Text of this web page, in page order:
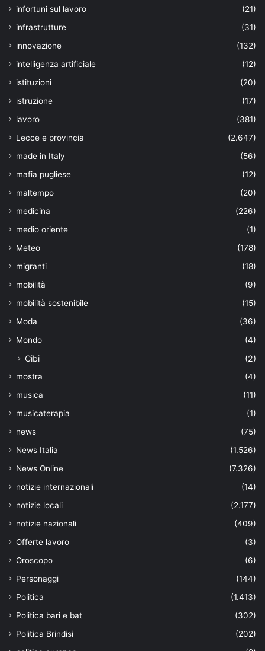
infortuni sul lavoro
(21)
infrastrutture
(31)
innovazione
(132)
intelligenza artificiale
(12)
istituzioni
(20)
istruzione
(17)
lavoro
(381)
Lecce e provincia
(2.647)
made in Italy
(56)
mafia pugliese
(12)
maltempo
(20)
medicina
(226)
medio oriente
(1)
Meteo
(178)
migranti
(18)
mobilità
(9)
mobilità sostenibile
(15)
Moda
(36)
Mondo
(4)
Cibi (2)
mostra
(4)
musica
(11)
musicaterapia
(1)
news
(75)
News Italia
(1.526)
News Online
(7.326)
notizie internazionali
(14)
notizie locali
(2.177)
notizie nazionali
(409)
Offerte lavoro
(3)
Oroscopo
(6)
Personaggi
(144)
Politica
(1.413)
Politica bari e bat
(302)
Politica Brindisi
(202)